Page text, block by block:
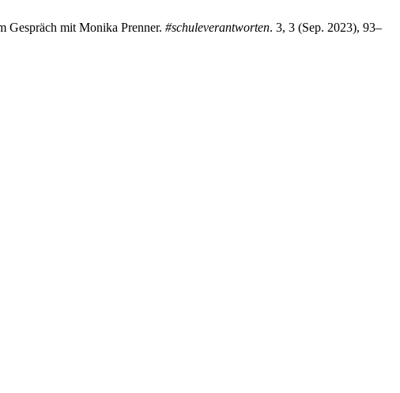
Gespräch mit Monika Prenner. #schuleverantworten. 3, 3 (Sep. 2023), 93–